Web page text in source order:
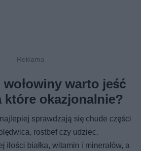
warto jeść
które okazjonalnie?
sprawdzają się chude części
rostbef czy udziec.
ilości białka, witamin i minerałów, a